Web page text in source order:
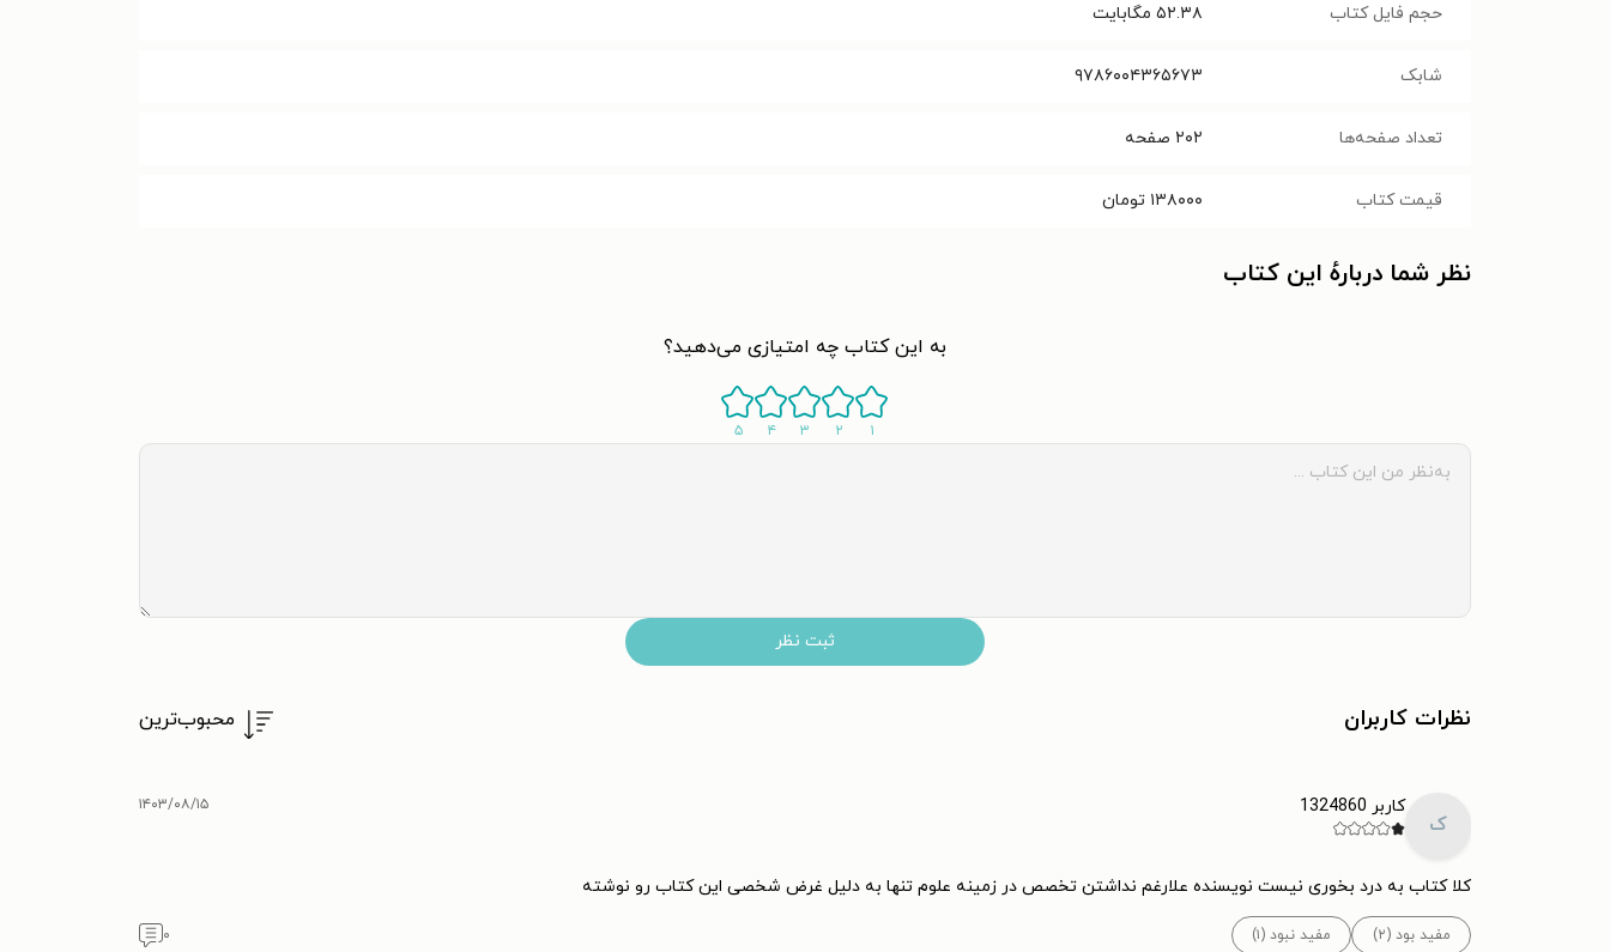
حجم فایل کتاب ۵۲.۳۸ مگابایت
شابک ۹۷۸۶۰۰۴۳۶۵۶۷۳
تعداد صفحه‌ها ۲۰۲ صفحه
قیمت کتاب ۱۳۸۰۰۰ تومان
نظر شما دربارهٔ این کتاب
به این کتاب چه امتیازی می‌دهید؟
۱ ۲ ۳ ۴ ۵
ثبت نظر
نظرات کاربران محبوب‌ترین
ک
کاربر 1324860 ۱۴۰۳/۰۸/۱۵
کلا کتاب به درد بخوری نیست نویسنده علارغم نداشتن تخصص در زمینه علوم تنها به دلیل غرض شخصی این کتاب رو نوشته
مفید بود (۲) مفید نبود (۱) ۰